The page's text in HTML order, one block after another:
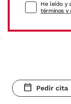
He leído y
términos y
Pedir cita